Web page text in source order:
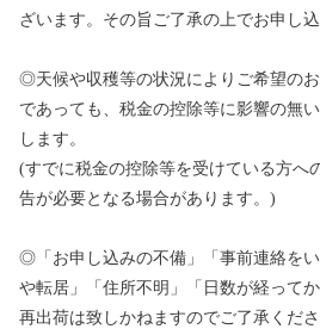
ざいます。その旨ご了承の上でお申し
◎天候や収穫等の状況によりご希望の
であっても、税金の控除等に影響の無
します。
(すでに税金の控除等を受けている方へ
告が必要となる場合があります。)
◎「お申し込みの不備」「事前連絡を
や転居」「住所不明」「日数が経って
再出荷は致しかねますのでご了承くださ